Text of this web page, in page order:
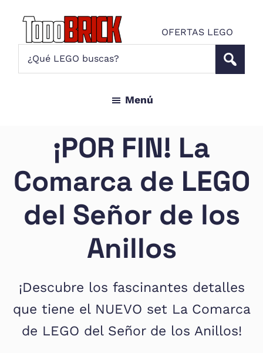
contenido
principal
página
Brick
OFERTAS LEGO
Noticias
para
amantes
Menú
¡POR FIN! La
Comarca de LEGO
del Señor de los
Anillos
¡Descubre los fascinantes detalles
que tiene el NUEVO set La Comarca
de LEGO del Señor de los Anillos!